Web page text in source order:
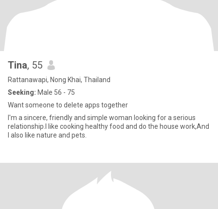
Tina, 55
Rattanawapi, Nong Khai, Thailand
Seeking: Male 56 - 75
Want someone to delete apps together
I'm a sincere, friendly and simple woman looking for a serious
relationship.I like cooking healthy food and do the house work,And
I also like nature and pets.